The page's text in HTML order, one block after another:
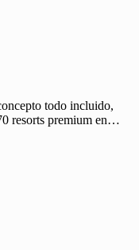
todo incluido,
resorts premium en…